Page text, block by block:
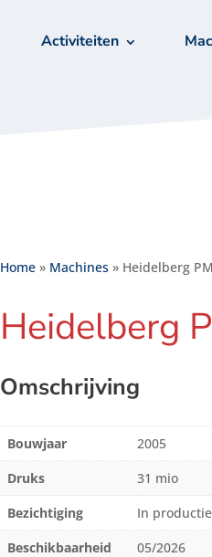
Activiteiten
Home» Machines» Heidelberg
Heidelberg
Omschrijving
Bouwjaar
2005
Druks
31 mio
Bezichtiging
In productie
Beschikbaarheid
05/2026